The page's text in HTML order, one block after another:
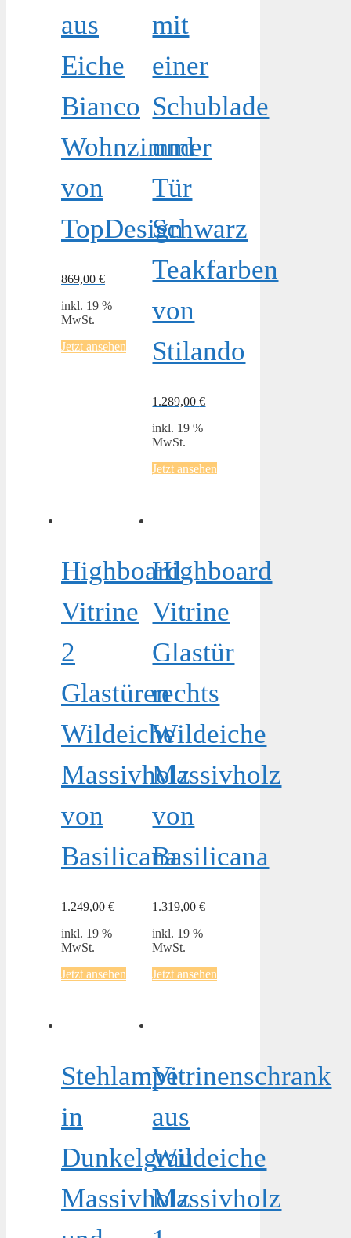
aus
Eiche
Bianco
Wohnzimmer
von
TopDesign
869,00 €
inkl. 19 %
MwSt.
Jetzt ansehen
mit
einer
Schublade
und
Tür
Schwarz
Teakfarben
von
Stilando
1.289,00€
inkl. 19 %
MwSt.
Jetzt ansehen
Highboard
Vitrine
2
Glastüren
Wildeiche
Massivholz
von
Basilicana
1.249,00 €
inkl. 19 %
MwSt.
Jetzt ansehen
Highboard
Vitrine
Glastür
rechts
Wildeiche
Massivholz
von
Basilicana
1.319,00€
inkl. 19 %
MwSt.
Jetzt ansehen
Stehlampe
in
Dunkelgrau
Massivholz
Vitrinenschrank
aus
Wildeiche
Massivholz